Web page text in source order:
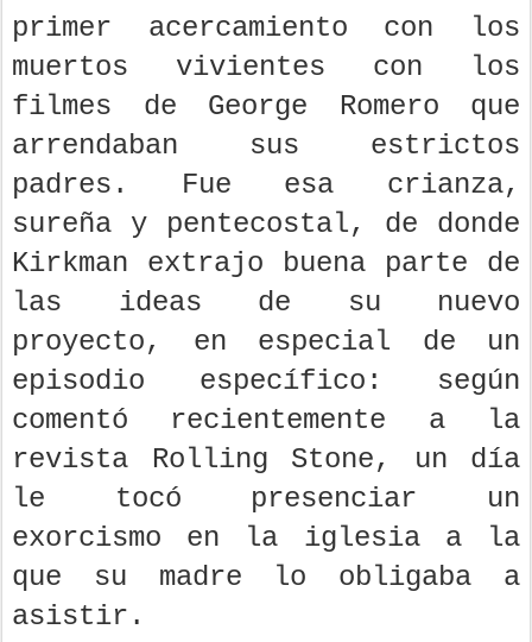
primer acercamiento con los
muertos vivientes con los
filmes de George Romero que
arrendaban sus estrictos
padres. Fue esa crianza,
sureña y pentecostal, de donde
Kirkman extrajo buena parte de
las ideas de su nuevo
proyecto, en especial de un
episodio específico: según
comentó recientemente a la
revista Rolling Stone, un día
le tocó presenciar un
exorcismo en la iglesia a la
que su madre lo obligaba a
asistir.